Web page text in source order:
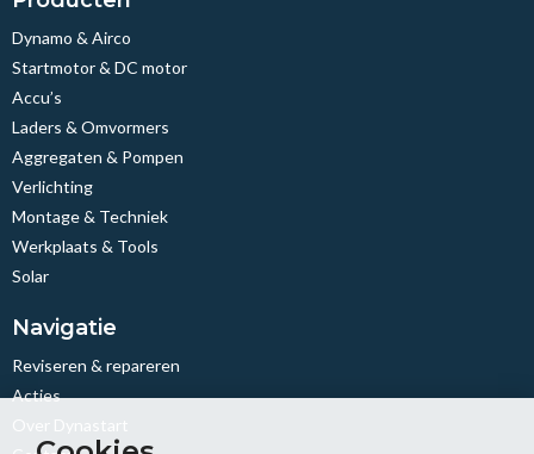
Dynamo & Airco
Startmotor & DC motor
Accu’s
Laders & Omvormers
Aggregaten & Pompen
Verlichting
Montage & Techniek
Werkplaats & Tools
Solar
Navigatie
Reviseren & repareren
Acties